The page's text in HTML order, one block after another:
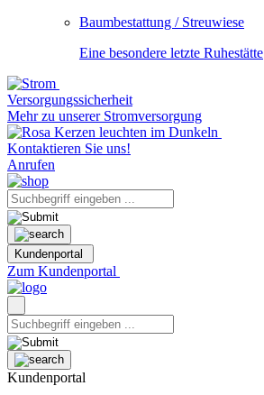
Baumbestattung / Streuwiese
Eine besondere letzte Ruhestätte
Versorgungssicherheit
Mehr zu unserer Stromversorgung
Kontaktieren Sie uns!
Anrufen
Kundenportal
Zum Kundenportal
Kundenportal